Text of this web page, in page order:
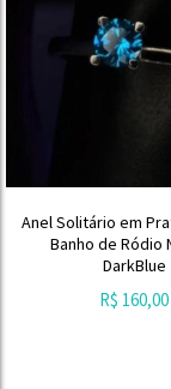
Anel Solitário em
Banho de Ródio
DarkBlue
R$ 160,00